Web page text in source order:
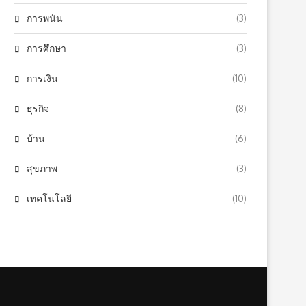
การพนัน (3)
การศึกษา (3)
การเงิน (10)
ธุรกิจ (8)
บ้าน (6)
สุขภาพ (3)
เทคโนโลยี (10)